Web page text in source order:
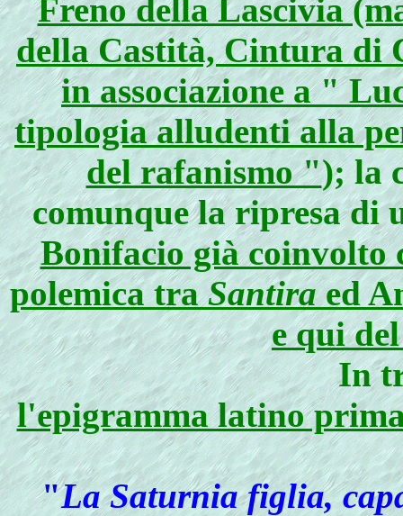
Freno della Lascivia
della Castità, Cintura di
in associazione a "
tipologia alludenti alla
del rafanismo "); la
comunque la ripresa di
Bonifacio già coinvolto
polemica traSantiraed
e qui
In
l'epigramma latino
"La Saturnia figlia,